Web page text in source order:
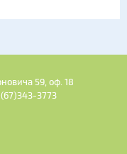
59, оф. 18
3773